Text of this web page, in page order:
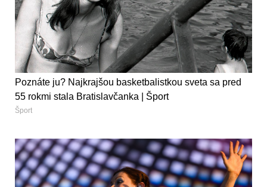
Poznáte ju? Najkrajšou basketbalistkou sveta sa pred
55 rokmi stala Bratislavčanka | Šport
Šport